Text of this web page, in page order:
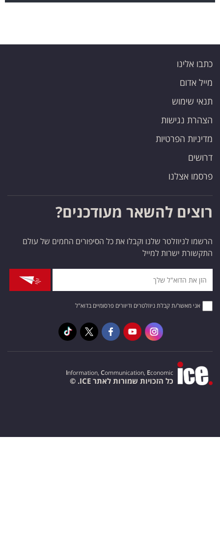
כתבו אלינו
מייל אדום
תנאי שימוש
הצהרת נגישות
מדיניות הפרטיות
דרושים
פרסמו אצלנו
רוצים להשאר מעודכנים?
הרשמו לניוזלטר שלנו וקבלו את כל הסיפורים החמים של עולם
התקשורת ישרות למייל
אני מאשר/ת קבלת ניוזלטרים ודיוורים פרסומיים בדוא"ל
Information, Communication, Economic
כל הזכויות שמורות לאתר ICE. ©